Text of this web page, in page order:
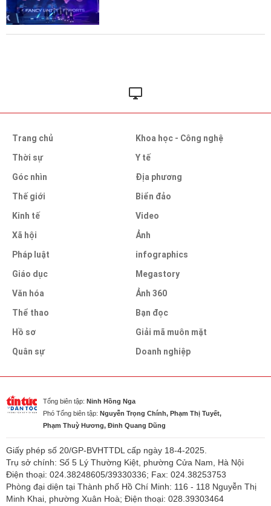
Trang chủ
Thời sự
Góc nhìn
Thế giới
Kinh tế
Xã hội
Pháp luật
Giáo dục
Văn hóa
Thể thao
Hồ sơ
Quân sự
Khoa học - Công nghệ
Y tế
Địa phương
Biển đảo
Video
Ảnh
infographics
Megastory
Ảnh 360
Bạn đọc
Giải mã muôn mặt
Doanh nghiệp
Tổng biên tập: Ninh Hồng Nga
Phó Tổng biên tập: Nguyễn Trọng Chính, Phạm Thị Tuyết,
Phạm Thuỳ Hương, Đinh Quang Dũng
Giấy phép số 20/GP-BVHTTDL cấp ngày 18-4-2025.
Trụ sở chính: Số 5 Lý Thường Kiệt, phường Cửa Nam, Hà Nội
Điện thoại: 024.38248605/39330336; Fax: 024.38253753
Phòng đại diện tại Thành phố Hồ Chí Minh: 116 - 118 Nguyễn Thị
Minh Khai, phường Xuân Hoà; Điện thoại: 028.39303464